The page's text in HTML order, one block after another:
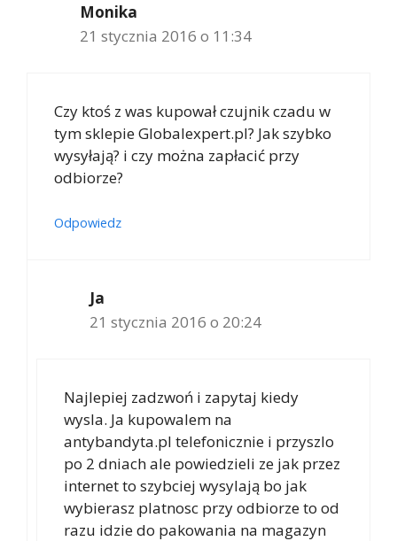
Monika
21 stycznia 2016 o 11:34
Czy ktoś z was kupował czujnik czadu w
tym sklepie Globalexpert.pl? Jak szybko
wysyłają? i czy można zapłacić przy
odbiorze?
Odpowiedz
Ja
21 stycznia 2016 o 20:24
Najlepiej zadzwoń i zapytaj kiedy
wysla. Ja kupowalem na
antybandyta.pl telefonicznie i przyszlo
po 2 dniach ale powiedzieli ze jak przez
internet to szybciej wysylają bo jak
wybierasz platnosc przy odbiorze to od
razu idzie do pakowania na magazyn